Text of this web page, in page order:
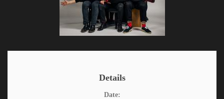
Details
Date: